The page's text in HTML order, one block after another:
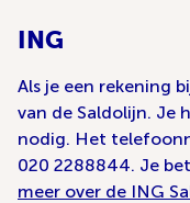
ING
Als je een rekening
van de Saldolijn. Je
nodig. Het
020 2288844. Je
meer over de ING